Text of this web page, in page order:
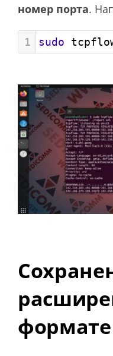
номер порта.
1 sudo
формате